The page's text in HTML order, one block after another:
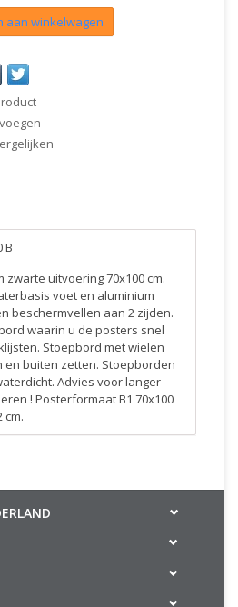
aan winkelwagen
B
zwarte uitvoering 70x100 cm.
voet en aluminium
beschermvellen aan 2 zijden.
waarin u de posters snel
Stoepbord met wielen
en buiten zetten. Stoepborden
Advies voor langer
! Posterformaat B1 70x100
cm.